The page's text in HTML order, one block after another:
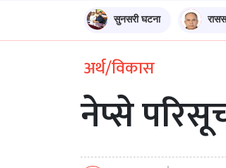
सुनसरी घटना रासस
अर्थ/विकास
नेप्से